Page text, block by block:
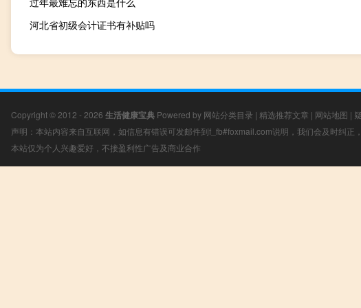
河北省初级会计证书有补贴吗
Copyright © 2012 - 2026 生活健康宝典 Powered by 网站分类目录 | 精选推荐文章 | 网站地图 |
声明：本站内容来自互联网，如信息有错误可发邮件到f_fb#foxmail.com说明，我们会及时纠正
本站仅为个人兴趣爱好，不接盈利性广告及商业合作